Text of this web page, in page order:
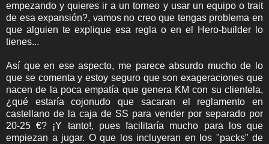
empezando y quieres ir a un torneo y usar un equipo o trait
de esa expansión?, vamos no creo que tengas problema en
que alguien te explique esa regla o en el Hero-builder lo
tienes...
Así que en ese aspecto, me parece absurdo mucho de lo
que se comenta y estoy seguro que son exageraciones que
nacen de la poca empatía que genera KM con su clientela,
¿qué estaría cojonudo que sacaran el reglamento en
castellano de la caja de SS para vender por separado por
20-25 €? ¡Y tanto!, pues facilitaría mucho para los que
empiezan a jugar. O que los incluyeran en los "packs" de